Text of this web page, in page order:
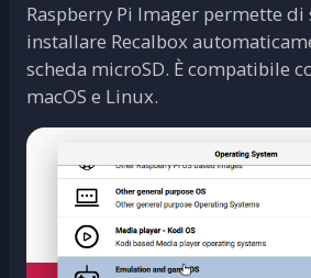
Raspberry Pi Imager permette di
installare Recalbox
scheda microSD. È compatibile
macOS e Linux.